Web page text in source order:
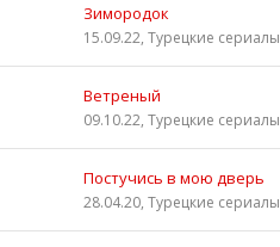
Зимородок
15.09.22, Турецкие сериалы
Ветреный
09.10.22, Турецкие сериалы
Постучись в мою дверь
28.04.20, Турецкие сериалы